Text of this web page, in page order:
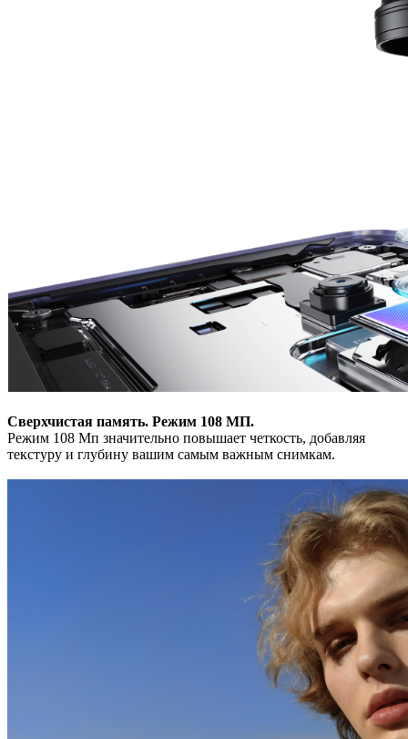
Сверхчистая память. Режим 108 МП.
Режим 108 Мп значительно повышает четкость, добавляя
текстуру и глубину вашим самым важным снимкам.